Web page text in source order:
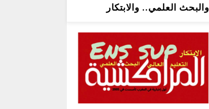
والبحث العلمي.. والابتكار